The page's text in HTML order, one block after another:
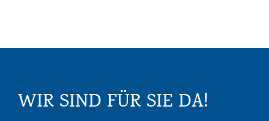
WIR SIND FÜR SIE DA!